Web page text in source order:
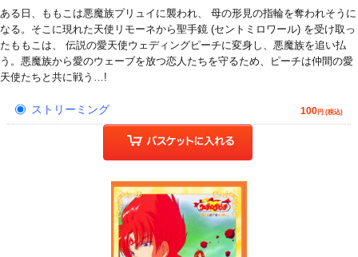
ある日、ももこは悪魔族プリュイに襲われ、 母の形見の指輪を奪われそうに
なる。そこに現れた天使リモーネから聖手鏡 (セントミロワール) を受け取っ
たももこは、 伝説の愛天使ウェディングピーチに変身し、悪魔族を追い払
う。悪魔族から愛のウェーブを放つ恋人たちを守るため、ピーチは仲間の愛
天使たちと共に戦う…!
ストリーミング 100円 (税込)